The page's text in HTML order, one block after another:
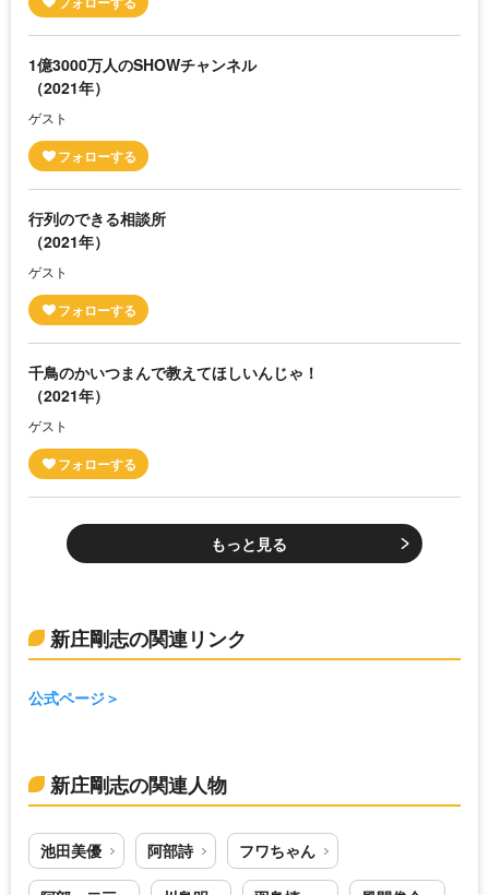
1億3000万人のSHOWチャンネル
（2021年）
ゲスト
行列のできる相談所
（2021年）
ゲスト
千鳥のかいつまんで教えてほしいんじゃ！
（2021年）
ゲスト
もっと見る
新庄剛志の関連リンク
公式ページ
新庄剛志の関連人物
池田美優 阿部詩 フワちゃん